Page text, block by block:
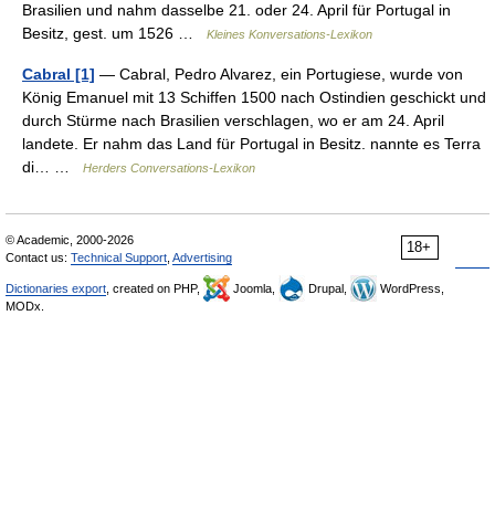
Brasilien und nahm dasselbe 21. oder 24. April für Portugal in
Besitz, gest. um 1526 …
Kleines Konversations-Lexikon
Cabral [1] — Cabral, Pedro Alvarez, ein Portugiese, wurde von
König Emanuel mit 13 Schiffen 1500 nach Ostindien geschickt und
durch Stürme nach Brasilien verschlagen, wo er am 24. April
landete. Er nahm das Land für Portugal in Besitz. nannte es Terra
di… …
Herders Conversations-Lexikon
18+
© Academic, 2000-2026
Contact us: Technical Support Advertising
Dictionaries export , created on PHP, Joomla, Drupal,
WordPress,
MODx.